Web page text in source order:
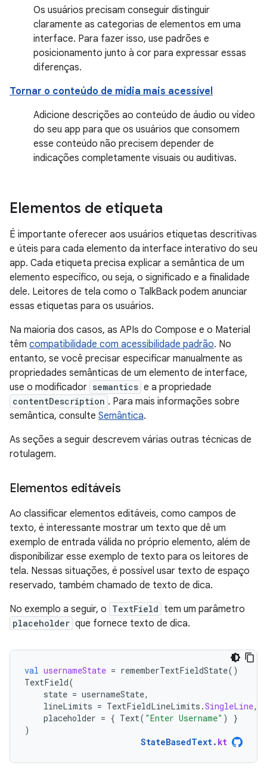
Os usuários precisam conseguir distinguir
claramente as categorias de elementos em uma
interface. Para fazer isso, use padrões e
posicionamento junto à cor para expressar essas
diferenças.
Tornar o conteúdo de mídia mais acessível
Adicione descrições ao conteúdo de áudio ou vídeo
do seu app para que os usuários que consomem
esse conteúdo não precisem depender de
indicações completamente visuais ou auditivas.
Elementos de etiqueta
É importante oferecer aos usuários etiquetas descritivas
e úteis para cada elemento da interface interativo do seu
app. Cada etiqueta precisa explicar a semântica de um
elemento específico, ou seja, o significado e a finalidade
dele. Leitores de tela como o TalkBack podem anunciar
essas etiquetas para os usuários.
Na maioria dos casos, as APIs do Compose e o Material
têm compatibilidade com acessibilidade padrão. No
entanto, se você precisar especificar manualmente as
propriedades semânticas de um elemento de interface,
use o modificador semantics e a propriedade
contentDescription . Para mais informações sobre
semântica, consulte Semântica.
As seções a seguir descrevem várias outras técnicas de
rotulagem.
Elementos editáveis
Ao classificar elementos editáveis, como campos de
texto, é interessante mostrar um texto que dê um
exemplo de entrada válida no próprio elemento, além de
disponibilizar esse exemplo de texto para os leitores de
tela. Nessas situações, é possível usar texto de espaço
reservado, também chamado de texto de dica.
No exemplo a seguir, o TextField tem um parâmetro
placeholder que fornece texto de dica.
val usernameState = rememberTextFieldState()
TextField(
state = usernameState,
lineLimits = TextFieldLineLimits .SingleLine,
placeholder = { Text( "Enter Username" )
}
)
StateBasedText. kt